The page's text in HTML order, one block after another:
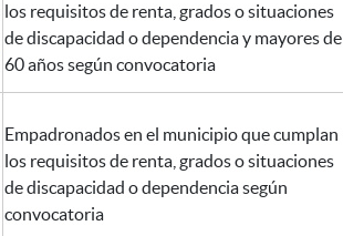
los requisitos de renta, grados o situaciones
de discapacidad o dependencia y mayores de
60 años según convocatoria
Empadronados en el municipio que cumplan
los requisitos de renta, grados o situaciones
de discapacidad o dependencia según
convocatoria